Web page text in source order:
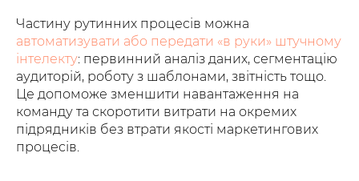
Частину рутинних процесів можна
автоматизувати або передати «в руки» штучному
інтелекту: первинний аналіз даних, сегментацію
аудиторій, роботу з шаблонами, звітність тощо.
Це допоможе зменшити навантаження на
команду та скоротити витрати на окремих
підрядників без втрати якості маркетингових
процесів.